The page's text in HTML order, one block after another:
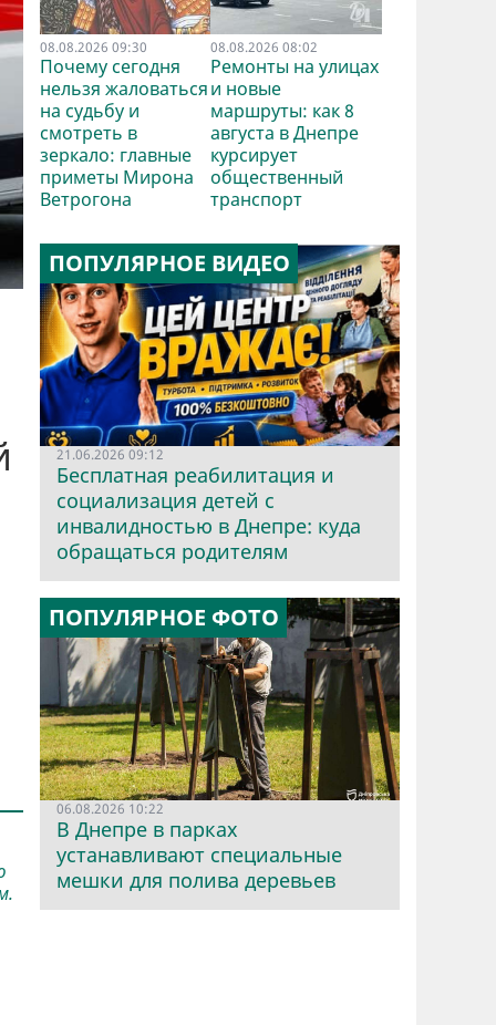
08.08.2026 09:30
Почему сегодня
нельзя жаловаться
на судьбу и
смотреть в
зеркало: главные
приметы Мирона
Ветрогона
08.08.2026 08:02
Ремонты на улицах
и новые
маршруты: как 8
августа в Днепре
курсирует
общественный
транспорт
ПОПУЛЯРНОЕ ВИДЕО
21.06.2026 09:12
Бесплатная реабилитация и
социализация детей с
инвалидностью в Днепре: куда
обращаться родителям
ПОПУЛЯРНОЕ ФОТО
06.08.2026 10:22
В Днепре в парках
устанавливают специальные
мешки для полива деревьев